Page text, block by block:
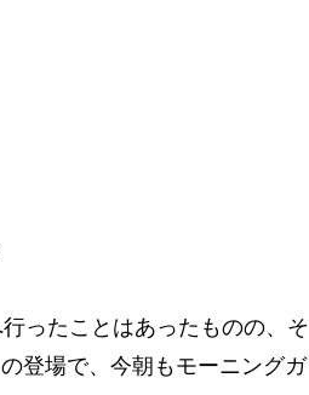
ったことはあったものの、そ
登場で、今朝もモーニングガ